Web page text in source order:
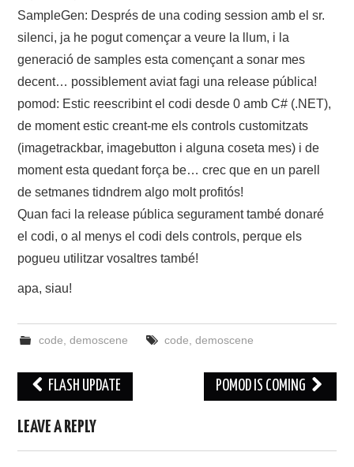
SampleGen: Després de una coding session amb el sr.
silenci, ja he pogut començar a veure la llum, i la
generació de samples esta començant a sonar mes
decent… possiblement aviat fagi una release pública!
pomod: Estic reescribint el codi desde 0 amb C# (.NET),
de moment estic creant-me els controls customitzats
(imagetrackbar, imagebutton i alguna coseta mes) i de
moment esta quedant força be… crec que en un parell
de setmanes tidndrem algo molt profitós!
Quan faci la release pública segurament també donaré
el codi, o al menys el codi dels controls, perque els
pogueu utilitzar vosaltres també!
apa, siau!
code demoscene code demoscene
Post
navigation
FLASH UPDATE POMOD IS COMING
LEAVE A REPLY